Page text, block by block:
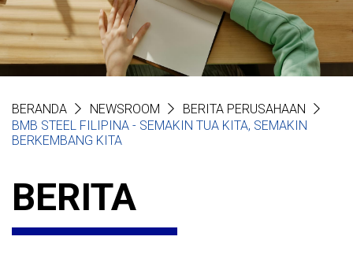
BERANDA NEWSROOM
BERITA PERUSAHAAN
BMB STEEL FILIPINA - SEMAKIN TUA KITA, SEMAKIN
BERKEMBANG KITA
BERITA